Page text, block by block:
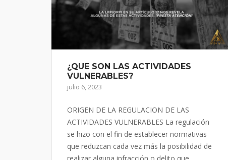
¿QUE SON LAS ACTIVIDADES
VULNERABLES?
julio 6, 2023
ORIGEN DE LA REGULACION DE LAS
ACTIVIDADES VULNERABLES La regulación
se hizo con el fin de establecer normativas
que reduzcan cada vez más la posibilidad de